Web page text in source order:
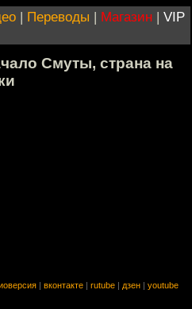
| Переводы | Магазин | VIP
Смуты, страна на
вконтакте rutube дзен youtube